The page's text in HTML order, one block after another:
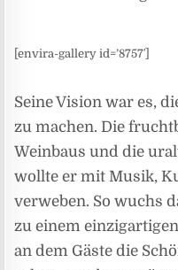
[envira-gallery id=’8757′]
Seine Vision war es,
zu machen. Die
Weinbaus und die
wollte er mit Musik,
verweben. So wuchs
zu einem
an dem Gäste die